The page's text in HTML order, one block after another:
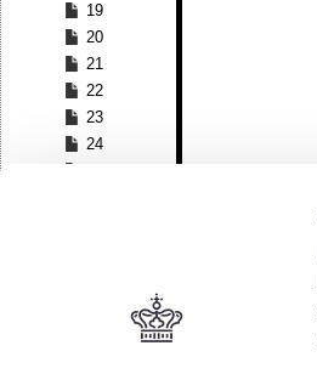
19
20
21
22
23
24